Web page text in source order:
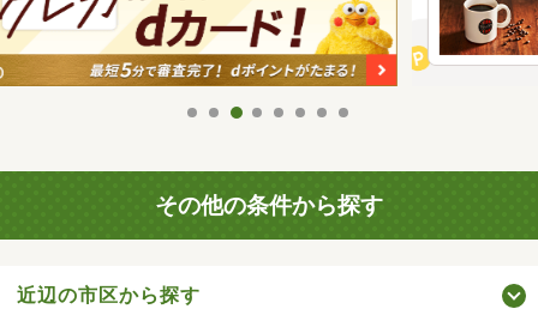
その他の条件から探す
近辺の市区から探す